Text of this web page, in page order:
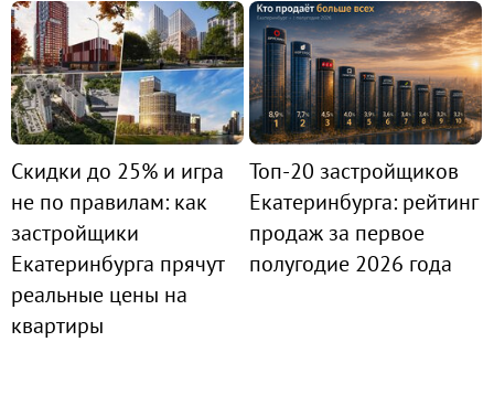
Скидки до 25% и игра
не по правилам: как
застройщики
Екатеринбурга прячут
реальные цены на
квартиры
Топ-20 застройщиков
Екатеринбурга: рейтинг
продаж за первое
полугодие 2026 года